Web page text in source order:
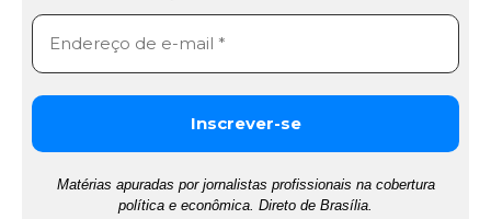
Matérias apuradas por jornalistas profissionais na cobertura
política e econômica. Direto de Brasília.